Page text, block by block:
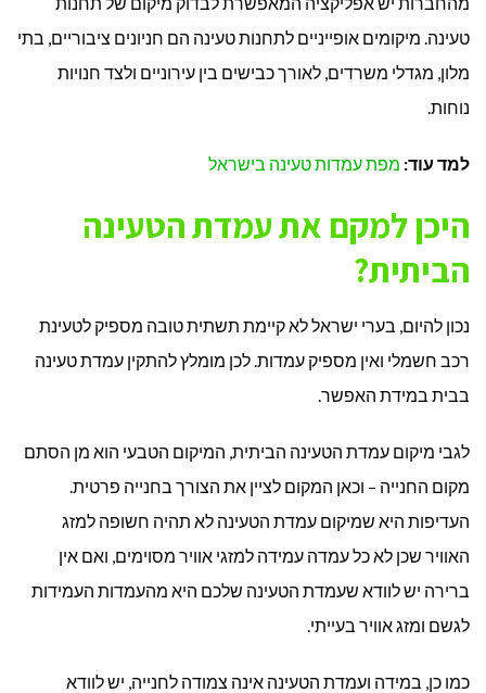
טעינה. מיקומים אופייניים לתחנות טעינה הם חניונים ציבוריים, בתי
מלון, מגדלי משרדים, לאורך כבישים בין עירוניים ולצד חנויות
נוחות.
למד עוד: מפת עמדות טעינה בישראל
היכן למקם את עמדת הטעינה
הביתית?
נכון להיום, בערי ישראל לא קיימת תשתית טובה מספיק לטעינת
רכב חשמלי ואין מספיק עמדות. לכן מומלץ להתקין עמדת טעינה
בבית במידת האפשר.
לגבי מיקום עמדת הטעינה הביתית, המיקום הטבעי הוא מן הסתם
מקום החנייה – וכאן המקום לציין את הצורך בחנייה פרטית.
העדיפות היא שמיקום עמדת הטעינה לא תהיה חשופה למזג
האוויר שכן לא כל עמדה עמידה למזגי אוויר מסוימים, ואם אין
ברירה יש לוודא שעמדת הטעינה שלכם היא מהעמדות העמידות
לגשם ומזג אוויר בעייתי.
כמו כן, במידה ועמדת הטעינה אינה צמודה לחנייה, יש לוודא